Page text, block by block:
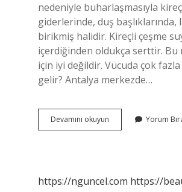
nedeniyle buharlaşmasıyla
giderlerinde, duş
birikmiş halidir. Kireçli çeşme
içerdiğinden oldukça serttir. Bu
için iyi değildir. Vücuda çok
gelir? Antalya merkezde…
Devamını okuyun
Suyu
Yorum
https://nguncel.com https://